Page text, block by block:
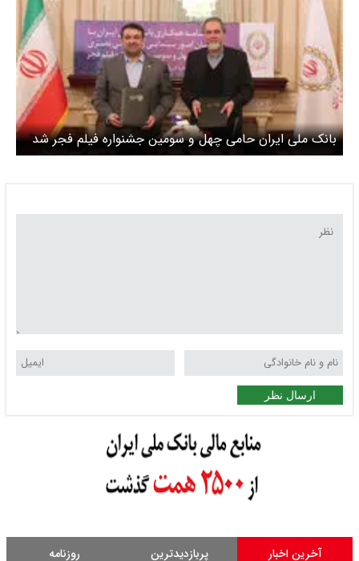
بانک ملی ایران حامی چهل و سومین جشنواره فیلم فجر شد
ارسال نظر
آخرین اخبار پربازدیدترین روزنامه